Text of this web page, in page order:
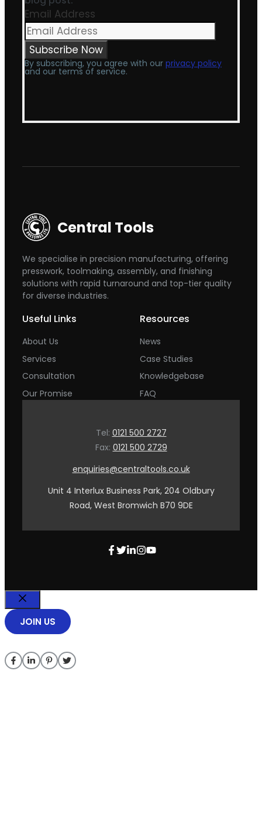
Email Address
By subscribing, you agree with our privacy policy
and our terms of service.
Central Tools
We specialise in precision manufacturing, offering
presswork, toolmaking, assembly, and finishing
solutions with rapid turnaround and top-tier quality
for diverse industries.
Useful Links
About Us
Services
Consultation
Our Promise
Resources
News
Case Studies
Knowledgebase
FAQ
Tel: 0121 500 2727
Fax: 0121 500 2729
enquiries@centraltools.co.uk
Unit 4 Interlux Business Park, 204 Oldbury
Road, West Bromwich B70 9DE
JOIN US